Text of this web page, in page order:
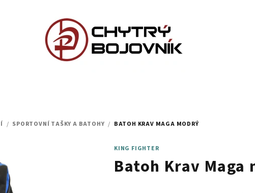
/ SPORTOVNÍ TAŠKY A BATOHY / BATOH KRAV MAGA MODRÝ
KING FIGHTER
Batoh Krav Maga